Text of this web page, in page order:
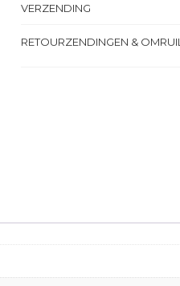
VERZENDING
RETOURZENDINGEN &